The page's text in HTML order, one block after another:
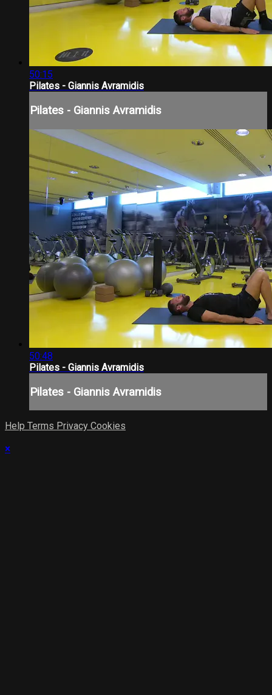
50:15
Pilates - Giannis Avramidis
Pilates - Giannis Avramidis
50:48
Pilates - Giannis Avramidis
Pilates - Giannis Avramidis
Help Terms Privacy Cookies
×